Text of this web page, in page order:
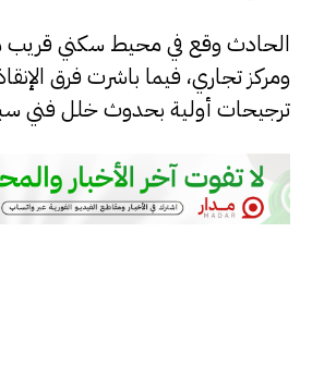
الحادث وقع في محيط سكني
ومركز تجاري، فيما باشرت فرق
ترجيحات أولية بحدوث خلل فني